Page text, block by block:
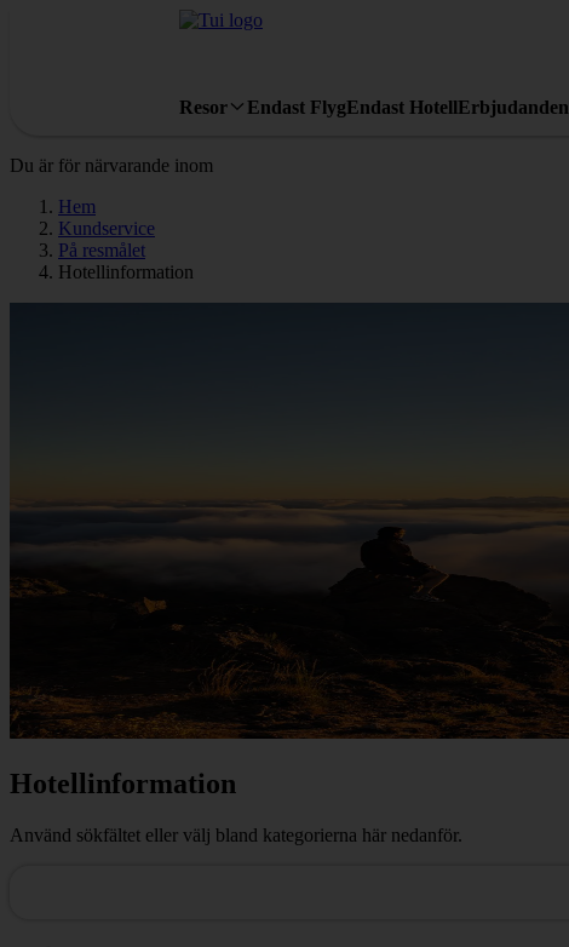
Resor Endast FlygEndast HotellErbjudanden
Du är för närvarande inom
Hem
Kundservice
På resmålet
Hotellinformation
Hotellinformation
Använd sökfältet eller välj bland kategorierna här nedanför.